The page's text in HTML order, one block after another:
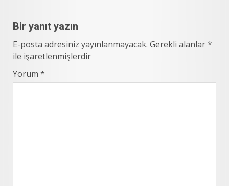
Bir yanıt yazın
E-posta adresiniz yayınlanmayacak. Gerekli alanlar*
ile işaretlenmişlerdir
Yorum *